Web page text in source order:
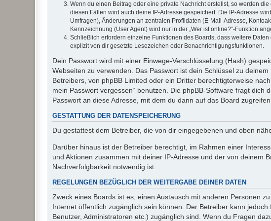
Wenn du einen Beitrag oder eine private Nachricht erstellst, so werden
diesen Fällen wird auch deine IP-Adresse gespeichert. Die IP-Adresse
Umfragen), Änderungen an zentralen Profildaten (E-Mail-Adresse,
Kennzeichnung (User Agent) wird nur in der „Wer ist online?“-Funktion
Schließlich erfordern einzelne Funktionen des Boards, dass weitere
explizit von dir gesetzte Lesezeichen oder Benachrichtigungsfunktionen.
Dein Passwort wird mit einer Einwege-Verschlüsselung (Hash)
Webseiten zu verwenden. Das Passwort ist dein Schlüssel zu
Betreibers, von phpBB Limited oder ein Dritter berechtigterweise
mein Passwort vergessen“ benutzen. Die phpBB-Software fragt
Passwort an diese Adresse, mit dem du dann auf das Board zugreifen
GESTATTUNG DER DATENSPEICHERUNG
Du gestattest dem Betreiber, die von dir eingegebenen und oben
Darüber hinaus ist der Betreiber berechtigt, im Rahmen einer
und Aktionen zusammen mit deiner IP-Adresse und der von deinem
Nachverfolgbarkeit notwendig ist.
REGELUNGEN BEZÜGLICH DER WEITERGABE DEINER DATEN
Zweck eines Boards ist es, einen Austausch mit anderen Personen
Internet öffentlich zugänglich sein können. Der Betreiber kann
Benutzer, Administratoren etc.) zugänglich sind. Wenn du Fragen